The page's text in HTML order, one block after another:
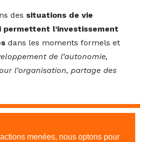
des situations de vie
l’investissement
dans les moments formels et
de l’autonomie,
l’organisation, partage des
menées, nous optons pour